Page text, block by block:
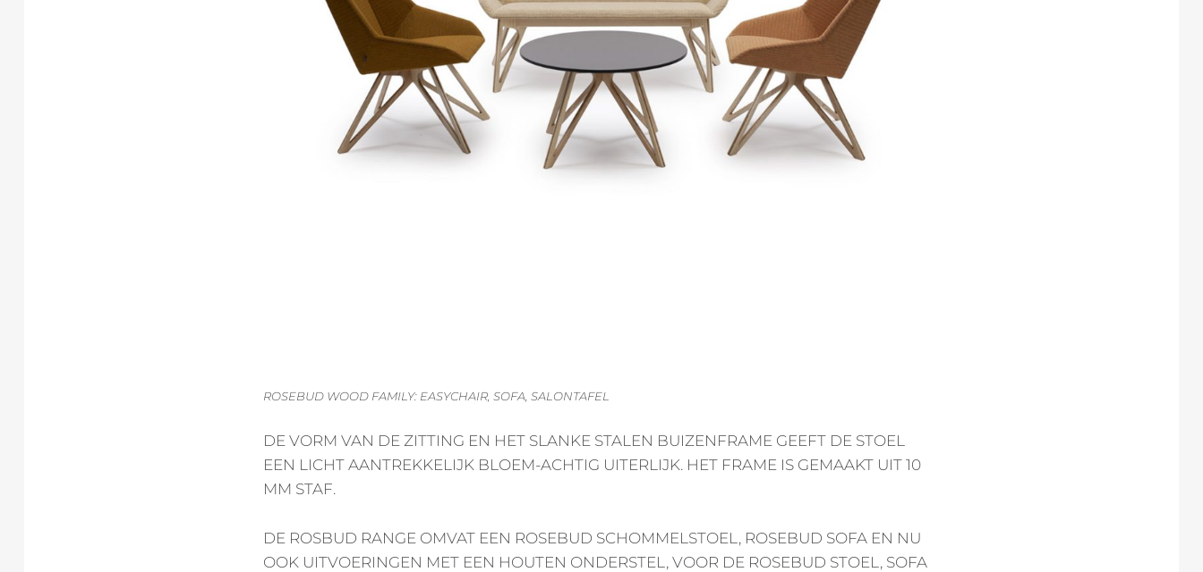
ROSEBUD WOOD FAMILY: EASYCHAIR, SOFA, SALONTAFEL
DE VORM VAN DE ZITTING EN HET SLANKE STALEN BUIZENFRAME GEEFT DE STOEL
EEN LICHT AANTREKKELIJK BLOEM-ACHTIG UITERLIJK. HET FRAME IS GEMAAKT UIT 10
MM STAF.
DE ROSBUD RANGE OMVAT EEN ROSEBUD SCHOMMELSTOEL, ROSEBUD SOFA EN NU
OOK UITVOERINGEN MET EEN HOUTEN ONDERSTEL, VOOR DE ROSEBUD STOEL, SOFA